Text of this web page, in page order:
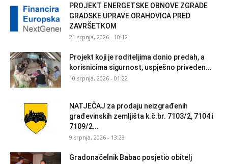
PROJEKT ENERGETSKE OBNOVE ZGRADE
GRADSKE UPRAVE ORAHOVICA PRED
ZAVRŠETKOM
21 srpnja, 2026 - 10:12
Projekt koji je roditeljima donio predah, a
korisnicima sigurnost, uspješno priveden...
10 srpnja, 2026 - 01:22
NATJEČAJ za prodaju neizgrađenih
građevinskih zemljišta k.č.br. 7103/2, 7104 i
7109/2...
9 srpnja, 2026 - 13:23
Gradonačelnik Babac posjetio obitelj